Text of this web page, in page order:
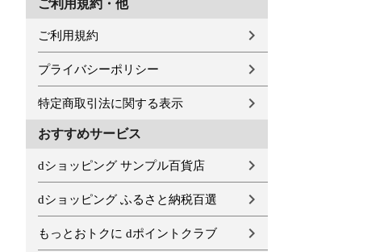
ご利用規約・他
ご利用規約
プライバシーポリシー
特定商取引法に関する表示
おすすめサービス
dショッピング サンプル百貨店
dショッピング ふるさと納税百選
もっとおトクに dポイントクラブ